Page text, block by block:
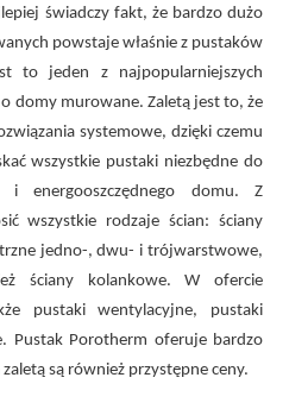
świadczy fakt, że bardzo dużo
powstaje właśnie z pustaków
to jeden z najpopularniejszych
domy murowane. Zaletą jest to, że
systemowe, dzięki czemu
wszystkie pustaki niezbędne do
i energooszczędnego domu. Z
wszystkie rodzaje ścian: ściany
jedno-, dwu- i trójwarstwowe,
ściany kolankowe. W ofercie
pustaki wentylacyjne, pustaki
Pustak Porotherm oferuje bardzo
są również przystępne ceny.